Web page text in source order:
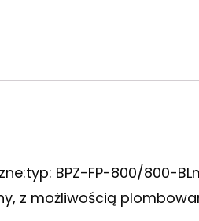
BPZ-FP-800/800-
z możliwością